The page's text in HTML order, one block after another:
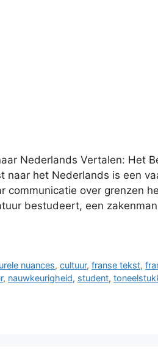
Nederlands Vertalen: Het
naar het Nederlands is een
communicatie over grenzen
bestudeert, een
nuances,cultuur,franse tekst,
, nauwkeurigheid, student,